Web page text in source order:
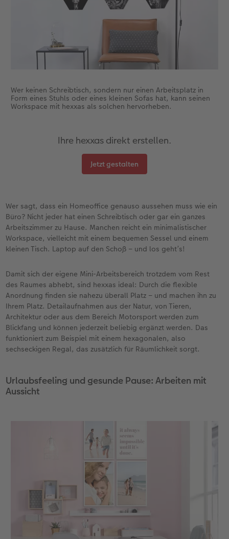
Wer keinen Schreibtisch, sondern nur einen Arbeitsplatz in
Form eines Stuhls oder eines kleinen Sofas hat, kann seinen
Workspace mit hexxas als solchen hervorheben.
Ihre hexxas direkt erstellen.
Jetzt gestalten
Wer sagt, dass ein Homeoffice genauso aussehen muss wie ein
Büro? Nicht jeder hat einen Schreibtisch oder gar ein ganzes
Arbeitszimmer zu Hause. Manchen reicht ein minimalistischer
Workspace, vielleicht mit einem bequemen Sessel und einem
kleinen Tisch. Laptop auf den Schoß – und los geht’s!
Damit sich der eigene Mini-Arbeitsbereich trotzdem vom Rest
des Raumes abhebt, sind hexxas ideal: Durch die flexible
Anordnung finden sie nahezu überall Platz – und machen ihn zu
Ihrem Platz. Detailaufnahmen aus der Natur, von Tieren,
Architektur oder aus dem Bereich Motorsport werden zum
Blickfang und können jederzeit beliebig ergänzt werden. Das
funktioniert zum Beispiel mit einem hexagonalen, also
sechseckigen Regal, das zusätzlich für Räumlichkeit sorgt.
Urlaubsfeeling und gesunde Pause: Arbeiten mit
Aussicht